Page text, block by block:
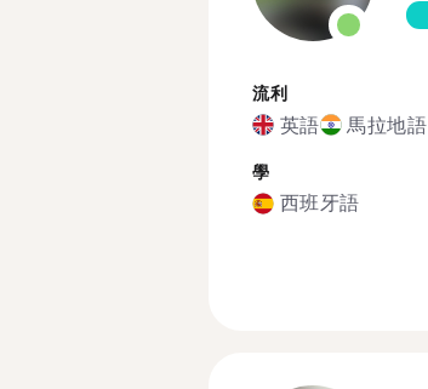
流利
英語 馬拉地語
學
西班牙語